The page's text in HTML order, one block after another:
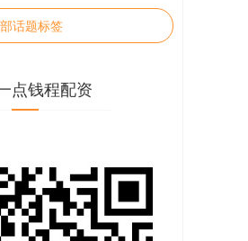
话题标签
点钱程配资